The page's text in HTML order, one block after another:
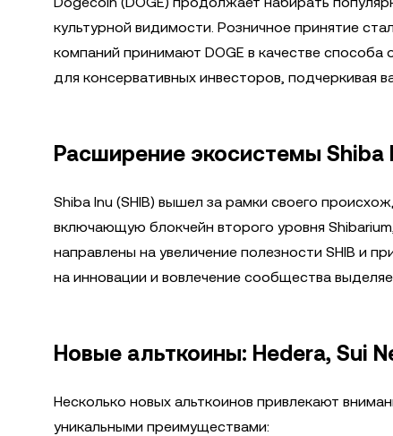
культурной видимости. Розничное принятие
компаний принимают DOGE в качестве
для консервативных инвесторов, подчеркивая
Расширение экосистемы Shiba
Shiba Inu (SHIB) вышел за рамки своего
включающую блокчейн второго уровня
направлены на увеличение полезности SHIB и
на инновации и вовлечение сообщества
Новые альткоины: Hedera, Sui
Несколько новых альткоинов привлекают
уникальными преимуществами: